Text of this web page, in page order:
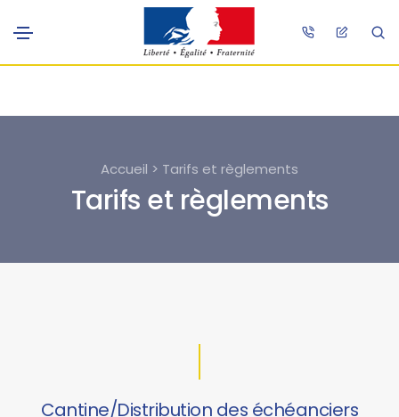
Accueil > Tarifs et règlements
Tarifs et règlements
Cantine/Distribution des échéanciers